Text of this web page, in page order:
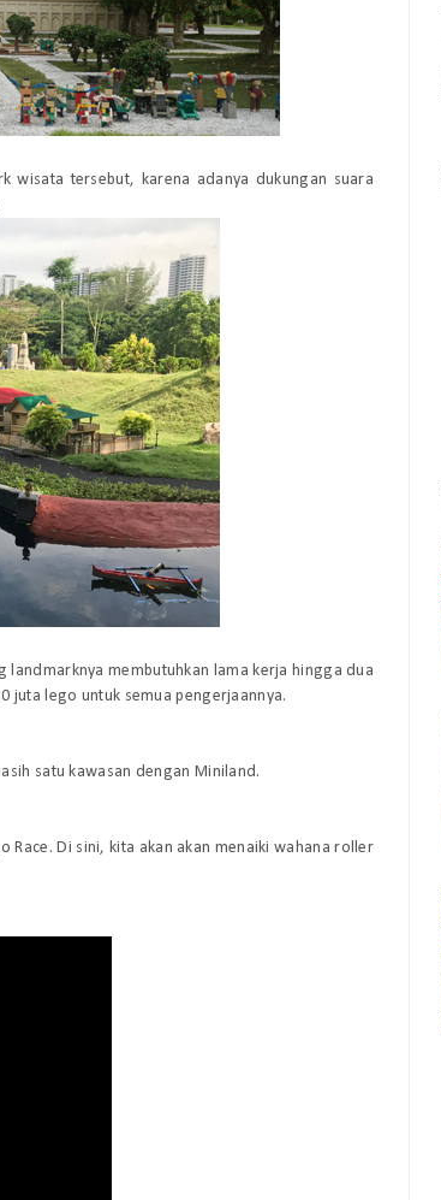
wisata tersebut, karena adanya dukungan suara
membutuhkan lama kerja hingga dua
juta lego untuk semua pengerjaannya.
satu kawasan dengan Miniland.
Race. Di sini, kita akan akan menaiki wahana roller